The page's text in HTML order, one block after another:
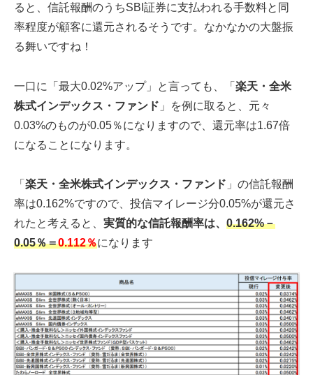
ると、信託報酬のうちSBI証券に支払われる手数料と同
率程度が顧客に還元されるそうです。なかなかの大盤振
る舞いですね！
一口に「最大0.02%アップ」と言っても、「 楽天・全米
株式インデックス・ファンド 」を例に取ると、元々
0.03%のものが0.05％になりますので、還元率は1.67倍
になることになります。
「 楽天・全米株式インデックス・ファンド 」の信託報酬
率は0.162%ですので、投信マイレージ分0.05%が還元さ
れたと考えると、 実質的な信託報酬率は、 0.162%－
0.05％＝0.112％になります